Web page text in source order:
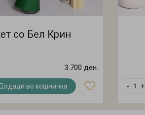
со Бел Крин
3.700 ден.
во кошничка - +